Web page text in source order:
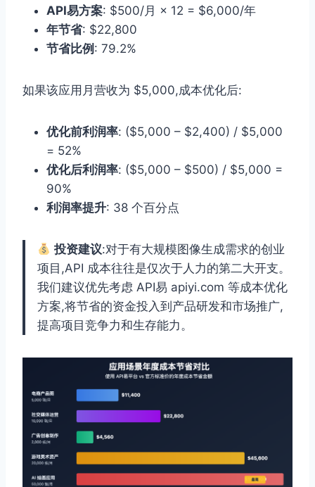
API易方案: $500/月 × 12 = $6,000/年
年节省: $22,800
节省比例 : 79.2%
如果该应用月营收为 $5,000,成本优化后:
优化前利润率: ($5,000 – $2,400) / $5,000
= 52%
优化后利润率: ($5,000 – $500) / $5,000 =
90%
利润率提升: 38 个百分点
投资建议:对于有大规模图像生成需求的创业
项目,API 成本往往是仅次于人力的第二大开支。
我们建议优先考虑 API易 apiyi.com 等成本优化
方案,将节省的资金投入到产品研发和市场推广,
提高项目竞争力和生存能力。